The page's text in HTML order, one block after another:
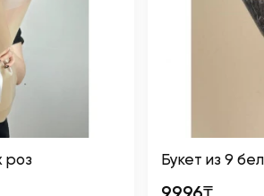
роз Букет из 9